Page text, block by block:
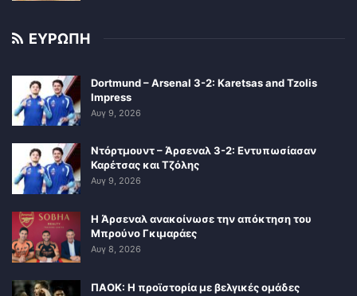
ΕΥΡΩΠΗ
Dortmund – Arsenal 3-2: Karetsas and Tzolis
Impress
Αυγ 9, 2026
Ντόρτμουντ – Άρσεναλ 3-2: Εντυπωσίασαν
Καρέτσας και Τζόλης
Αυγ 9, 2026
Η Άρσεναλ ανακοίνωσε την απόκτηση του
Μπρούνο Γκιμαράες
Αυγ 8, 2026
ΠΑΟΚ: Η προϊστορία με βελγικές ομάδες